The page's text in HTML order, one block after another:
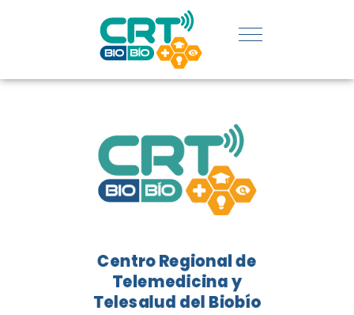
¿Completaste un curso?
Descarga tu certificado
ahora. Solo ingresa a la
certificado al instante.
Ir a la
Centro Regional de
Telemedicina y
Telesalud del Biobío